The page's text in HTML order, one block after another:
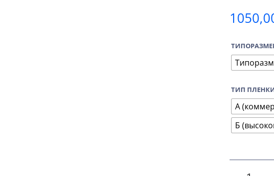
ТИП
А
Б